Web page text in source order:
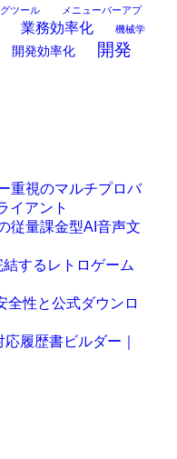
ツール
メニューバーアプ
業務効率化 機械学
開発効率化
開発
重視のマルチプロバ
イアント
従量課金型AI音声文
するレトロゲーム
全性と公式ダウンロ
履歴書ビルダー｜